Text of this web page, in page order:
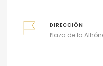
DIRECCIÓN
Plaza de la